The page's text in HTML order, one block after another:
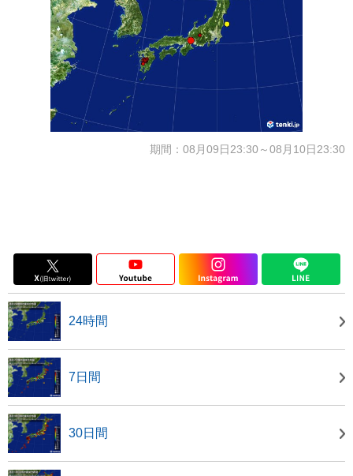
期間：08月09日23:30～08月10日23:30
24時間
7日間
30日間